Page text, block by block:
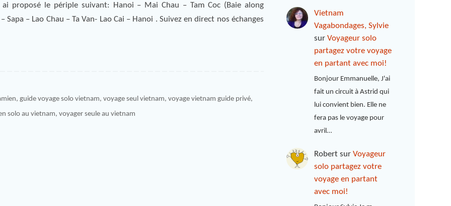
proposé le périple suivant: Hanoi – Mai Chau – Tam Coc (Baie along
– Lao Chau – Ta Van- Lao Cai – Hanoi . Suivez en direct nos échanges
,guide voyage solo vietnam,voyage seul vietnam,voyage vietnam guide privé,
solo au vietnam, voyager seule au vietnam
Vietnam
Vagabondages, Sylvie
surVoyageur solo
partagez votre voyage
en partant avec moi!
Bonjour Emmanuelle, J'ai
fait un circuit à Astrid qui
lui convient bien. Elle ne
fera pas le voyage pour
avril…
Robert surVoyageur
solo partagez votre
voyage en partant
avec moi!